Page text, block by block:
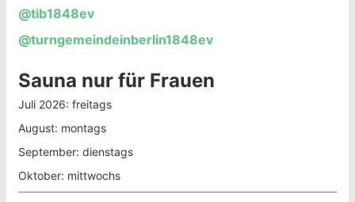
@tib1848ev
@turngemeindeinberlin1848ev
Sauna nur für Frauen
Juli 2026: freitags
August: montags
September: dienstags
Oktober: mittwochs